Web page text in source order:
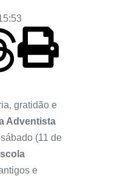
gratidão e
Adventista
(11 de
e